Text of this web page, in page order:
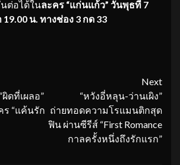
ต่อได้ในละคร “แก่นแก้ว” วันพุธที่ 7
น. ทางช่อง 3 กด 33
ดที่เผลอ”
ร “แค้นรัก
Next
“หวังอี่หลุน-ว่านเผิง”
ถ่ายทอดความโรแมนติกสุด
ฟิน ผ่านซีรีส์ “First Romance
กาลครั้งหนึ่งถึงรักแรก”